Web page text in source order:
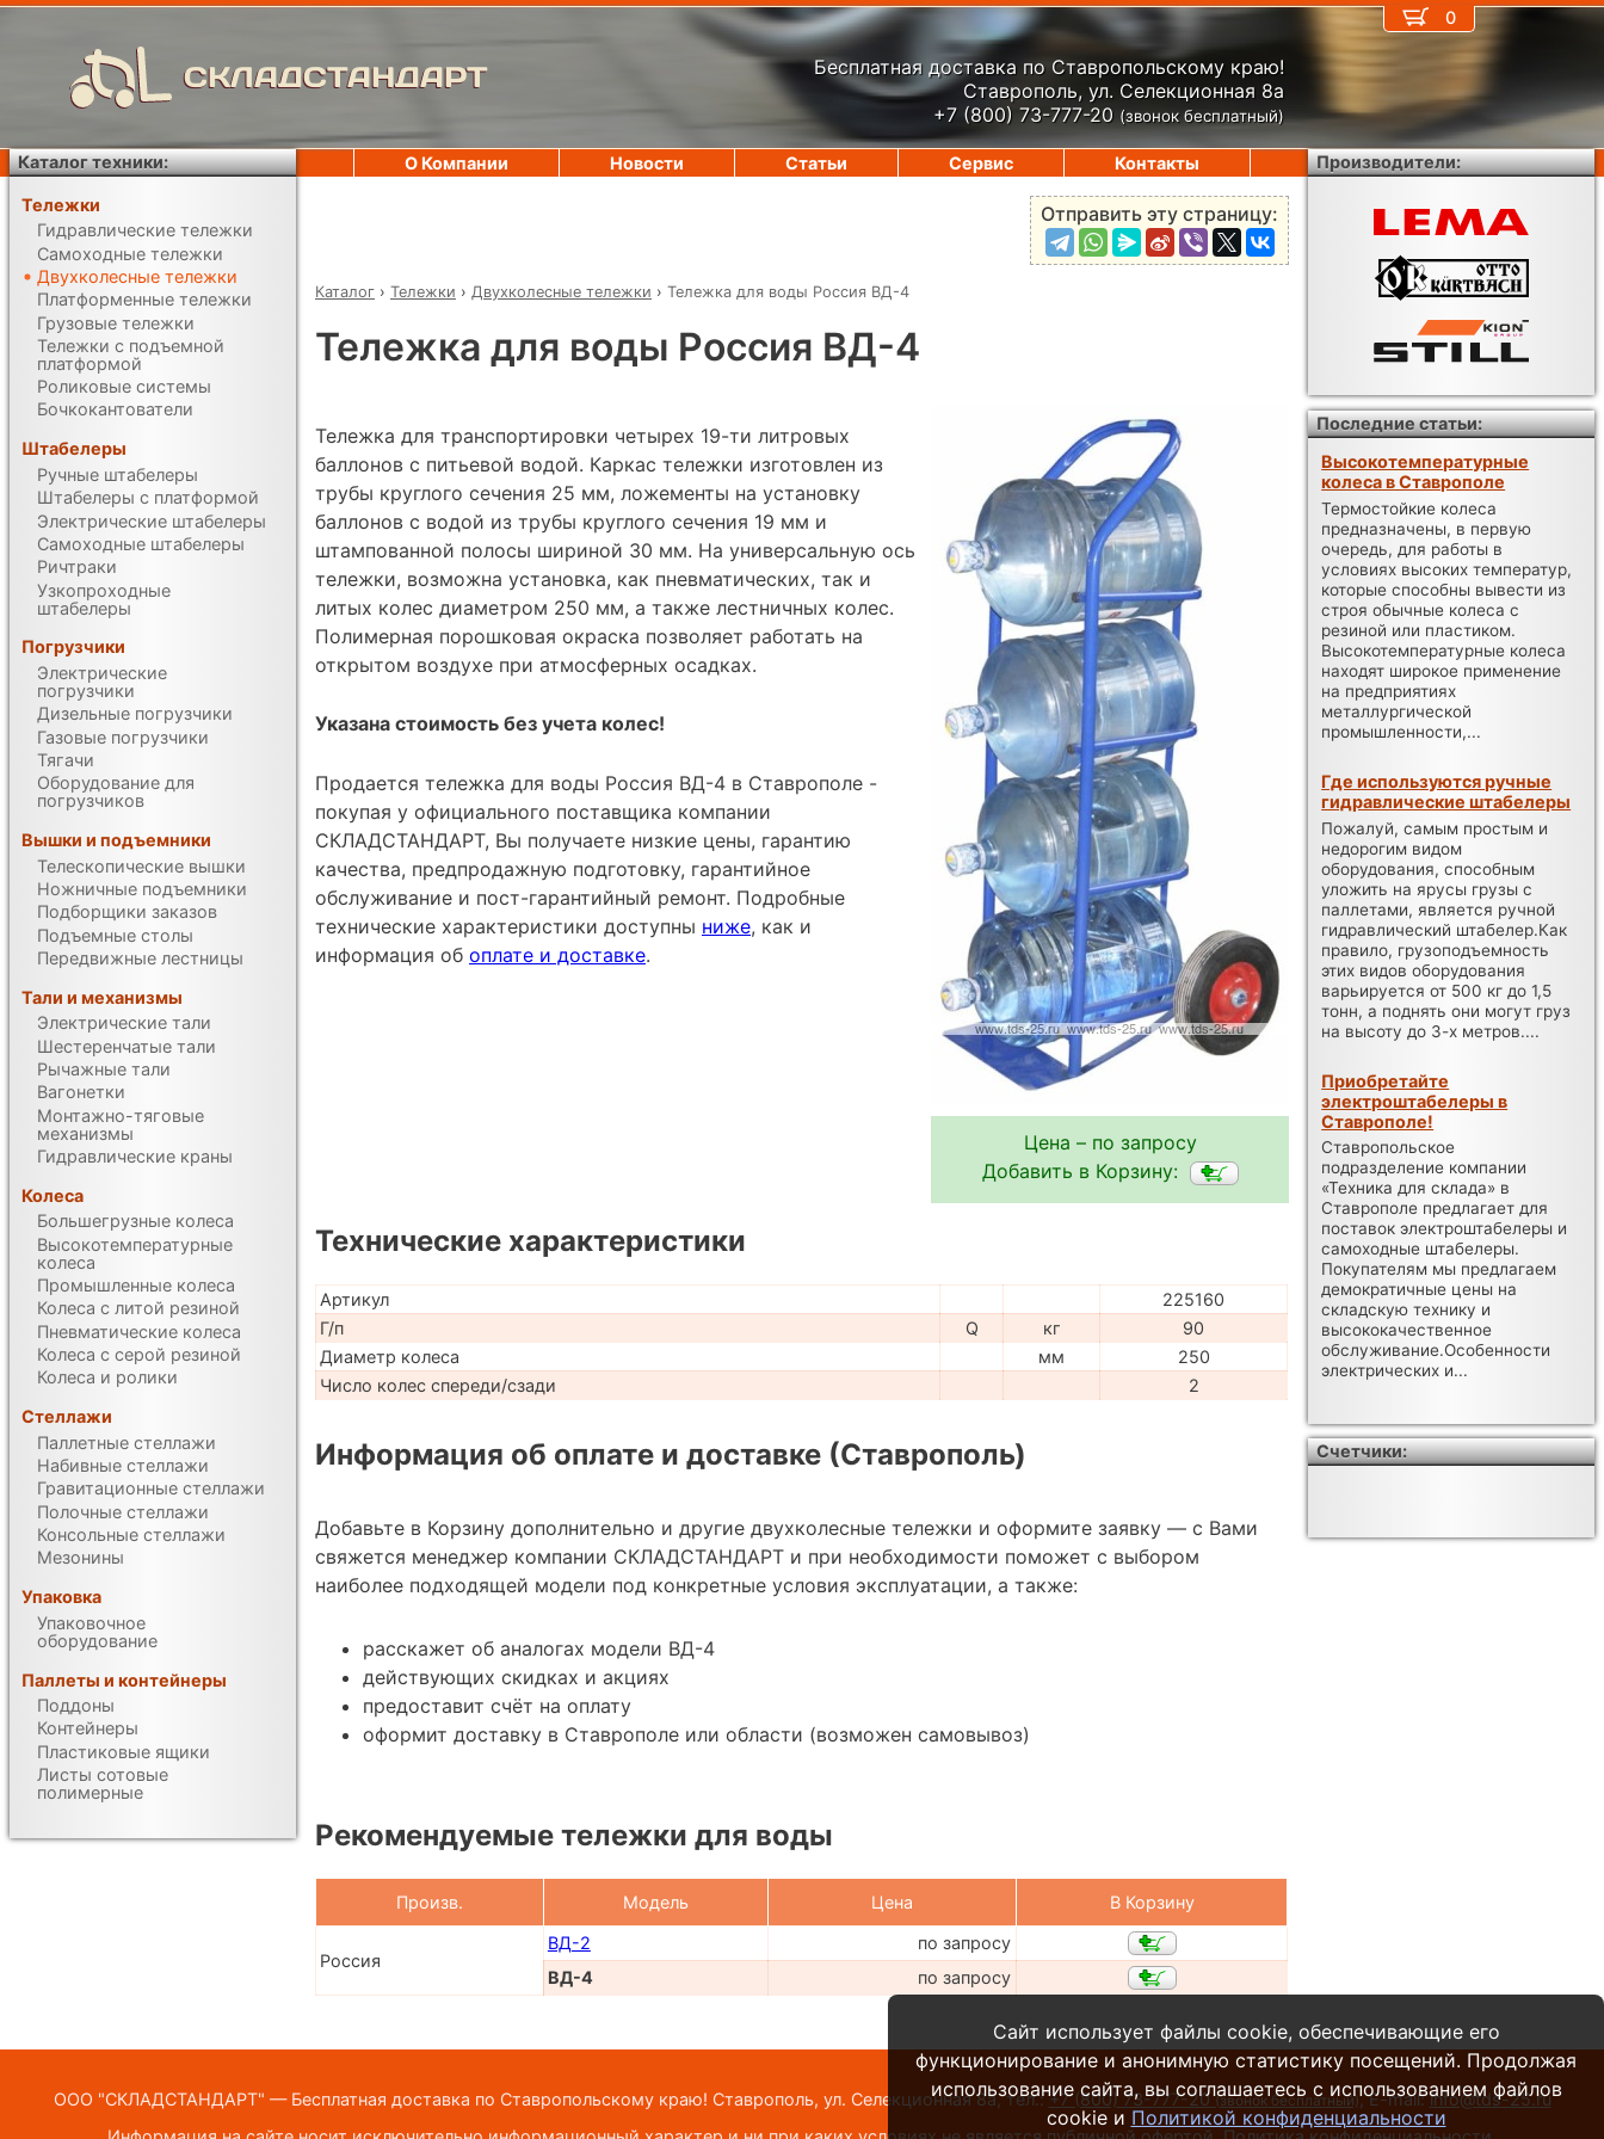
СКЛАДСТАНДАРТ
Бесплатная доставка по Ставропольскому краю!
Ставрополь, ул. Селекционная 8а
+7 (800) 73-777-20 (звонок бесплатный)
Отправить эту страницу:
Каталог › Тележки › Двухколесные тележки › Тележка для воды Россия ВД-4
Тележка для воды Россия ВД-4
Цена – по запросу
Добавить в Корзину:
Тележка для транспортировки четырех 19-ти литровых
баллонов с питьевой водой. Каркас тележки изготовлен из
трубы круглого сечения 25 мм, ложементы на установку
баллонов с водой из трубы круглого сечения 19 мм и
штампованной полосы шириной 30 мм. На универсальную ось
тележки, возможна установка, как пневматических, так и
литых колес диаметром 250 мм, а также лестничных колес.
Полимерная порошковая окраска позволяет работать на
открытом воздухе при атмосферных осадках.
Указана стоимость без учета колес!
Продается тележка для воды Россия ВД-4 в Ставрополе -
покупая у официального поставщика компании
СКЛАДСТАНДАРТ, Вы получаете низкие цены, гарантию
качества, предпродажную подготовку, гарантийное
обслуживание и пост-гарантийный ремонт. Подробные
технические характеристики доступны ниже, как и
информация об оплате и доставке.
Технические характеристики
Артикул
225160
Г/п
Q кг
90
Диаметр колеса
мм
250
Число колес спереди/сзади
2
Информация об оплате и доставке (Ставрополь)
Добавьте в Корзину дополнительно и другие двухколесные тележки и оформите заявку — с Вами
свяжется менеджер компании СКЛАДСТАНДАРТ и при необходимости поможет с выбором
наиболее подходящей модели под конкретные условия эксплуатации, а также:
расскажет об аналогах модели ВД-4
действующих скидках и акциях
предоставит счёт на оплату
оформит доставку в Ставрополе или области (возможен самовывоз)
Рекомендуемые тележки для воды
Произв. Модель Цена В Корзину
Россия
ВД-2
по запросу
ВД-4
по запросу
0
О Компании Новости Статьи Сервис Контакты
Каталог техники:
Тележки
Гидравлические тележки
Самоходные тележки
Двухколесные тележки
Платформенные тележки
Грузовые тележки
Тележки с подъемной
платформой
Роликовые системы
Бочкокантователи
Штабелеры
Ручные штабелеры
Штабелеры с платформой
Электрические штабелеры
Самоходные штабелеры
Ричтраки
Узкопроходные
штабелеры
Погрузчики
Электрические
погрузчики
Дизельные погрузчики
Газовые погрузчики
Тягачи
Оборудование для
погрузчиков
Вышки и подъемники
Телескопические вышки
Ножничные подъемники
Подборщики заказов
Подъемные столы
Передвижные лестницы
Тали и механизмы
Электрические тали
Шестеренчатые тали
Рычажные тали
Вагонетки
Монтажно-тяговые
механизмы
Гидравлические краны
Колеса
Большегрузные колеса
Высокотемпературные
колеса
Промышленные колеса
Колеса с литой резиной
Пневматические колеса
Колеса с серой резиной
Колеса и ролики
Стеллажи
Паллетные стеллажи
Набивные стеллажи
Гравитационные стеллажи
Полочные стеллажи
Консольные стеллажи
Мезонины
Упаковка
Упаковочное
оборудование
Паллеты и контейнеры
Поддоны
Контейнеры
Пластиковые ящики
Листы сотовые
полимерные
Производители:
Последние статьи:
Высокотемпературные
колеса в Ставрополе
Термостойкие колеса
предназначены, в первую
очередь, для работы в
условиях высоких температур,
которые способны вывести из
строя обычные колеса с
резиной или пластиком.
Высокотемпературные колеса
находят широкое применение
на предприятиях
металлургической
промышленности,...
Где используются ручные
гидравлические штабелеры
Пожалуй, самым простым и
недорогим видом
оборудования, способным
уложить на ярусы грузы с
паллетами, является ручной
гидравлический штабелер.Как
правило, грузоподъемность
этих видов оборудования
варьируется от 500 кг до 1,5
тонн, а поднять они могут груз
на высоту до 3-х метров....
Приобретайте
электроштабелеры в
Ставрополе!
Ставропольское
подразделение компании
«Техника для склада» в
Ставрополе предлагает для
поставок электроштабелеры и
самоходные штабелеры.
Покупателям мы предлагаем
демократичные цены на
складскую технику и
высококачественное
обслуживание.Особенности
электрических и...
Счетчики:
ООО "СКЛАДСТАНДАРТ" — Бесплатная доставка по Ставропольскому краю! Ставрополь, ул. Селекционная 8а,тел.:+7 (800) 73-777-20(звонок бесплатный),E-mail:info@tds-25.ru
Сайт использует файлы cookie, обеспечивающие его
функционирование и анонимную статистику посещений. Продолжая
использование сайта, вы соглашаетесь с использованием файлов
cookie и Политикой конфиденциальности